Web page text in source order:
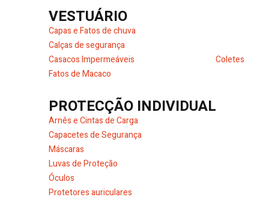
VESTUÁRIO
Capas e Fatos de chuva
Calças de segurança
Casacos Impermeáveis
Coletes
Fatos de Macaco
PROTECÇÃO INDIVIDUAL
Arnês e Cintas de Carga
Capacetes de Segurança
Máscaras
Luvas de Proteção
Óculos
Protetores auriculares